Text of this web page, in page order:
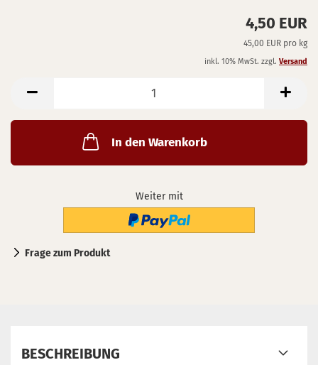
4,50 EUR
45,00 EUR pro kg
inkl. 10% MwSt. zzgl. Versand
In den Warenkorb
Weiter mit
Frage zum Produkt
BESCHREIBUNG